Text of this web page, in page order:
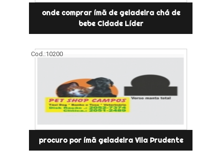
onde comprar ímã de geladeira chá de
bebe Cidade Líder
Cod.:10200
procuro por ímã geladeira Vila Prudente